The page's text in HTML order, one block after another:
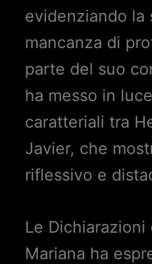
evidenziando la
mancanza di
parte del suo
ha messo in
caratteriali tra
Javier, che
riflessivo e
Le Dichiarazioni
Mariana ha